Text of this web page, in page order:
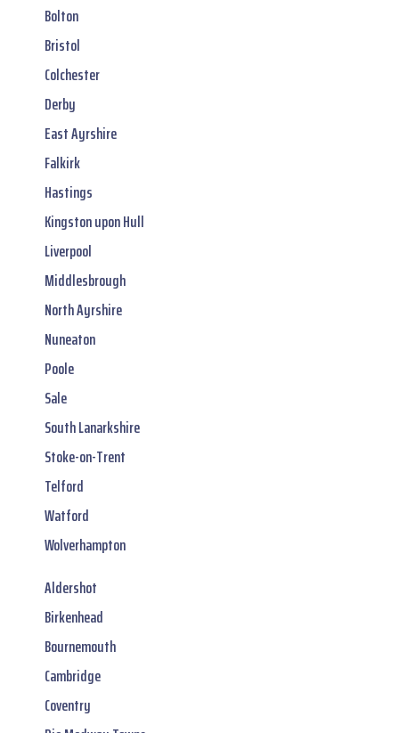
Bolton
Bristol
Colchester
Derby
East Ayrshire
Falkirk
Hastings
Kingston upon Hull
Liverpool
Middlesbrough
North Ayrshire
Nuneaton
Poole
Sale
South Lanarkshire
Stoke-on-Trent
Telford
Watford
Wolverhampton
Aldershot
Birkenhead
Bournemouth
Cambridge
Coventry